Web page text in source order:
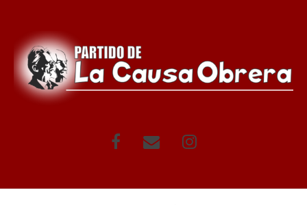
contenido
FacebookCorreo Instagram